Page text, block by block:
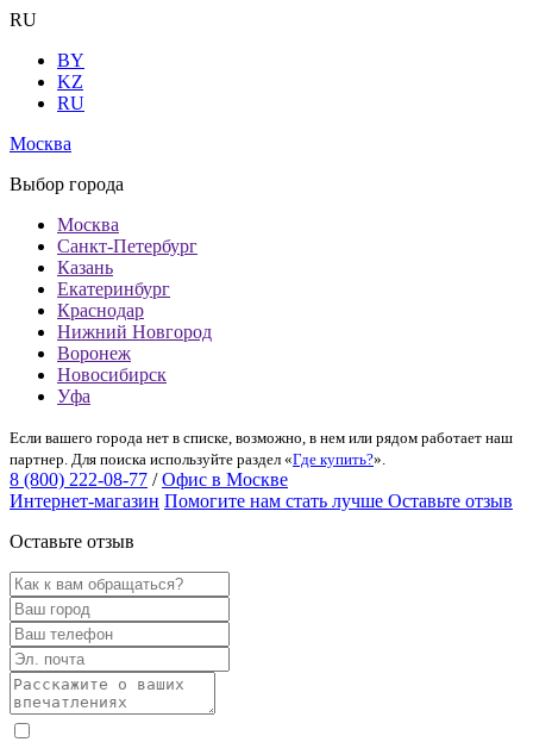
RU
BY
KZ
RU
Москва
Выбор города
Москва
Санкт-Петербург
Казань
Екатеринбург
Краснодар
Нижний Новгород
Воронеж
Новосибирск
Уфа
Если вашего города нет в списке, возможно, в нем или рядом работает наш
партнер. Для поиска используйте раздел «Где купить?».
8 (800) 222-08-77 / Офис в Москве
Интернет-магазин Помогите нам стать лучше Оставьте отзыв
Оставьте отзыв